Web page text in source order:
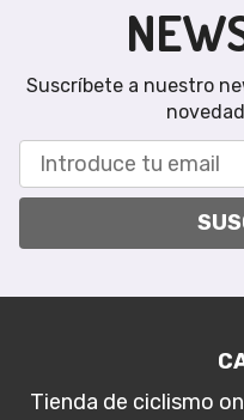
Suscríbete a nuestro
Tienda de ciclismo